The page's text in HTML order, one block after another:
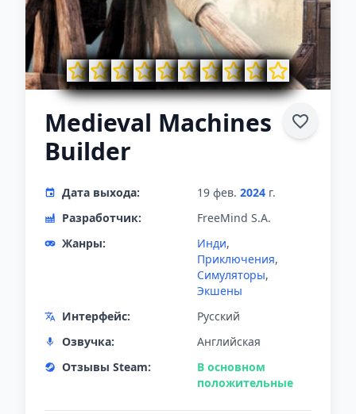
Medieval Machines
Builder
Дата выхода: 19 фев. 2024 г.
Разработчик:
FreeMind S.A.
Жанры:
Инди,
Приключения,
Симуляторы,
Экшены
Интерфейс:
Русский
Озвучка:
Английская
Отзывы Steam:
В основном
положительные